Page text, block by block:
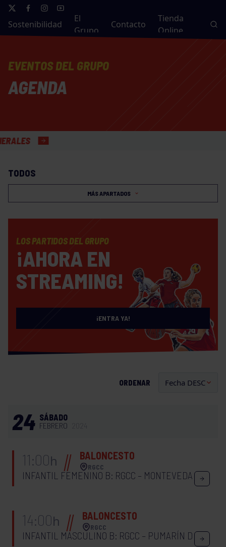
Sostenibilidad
El
Grupo
Contacto
Tienda
Online
EVENTOS DEL GRUPO
AGENDA
TODOS
MÁS APARTADOS
LOS PARTIDOS DEL GRUPO
¡AHORA EN
STREAMING!
¡ENTRA YA!
ORDENAR
24 SÁBADO
FEBRERO
11:00h BALONCESTO
RGCC
INFANTIL FEMENINO B: RGCC – MONTEVEDA
14:00h BALONCESTO
RGCC
INFANTIL MASCULINO B: RGCC – PUMARÍN D